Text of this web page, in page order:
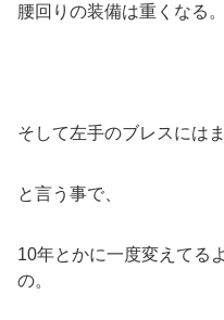
腰回りの装備は重くなる。
そして左手のブレスには
と言う事で、
10年とかに一度変えてる
の。